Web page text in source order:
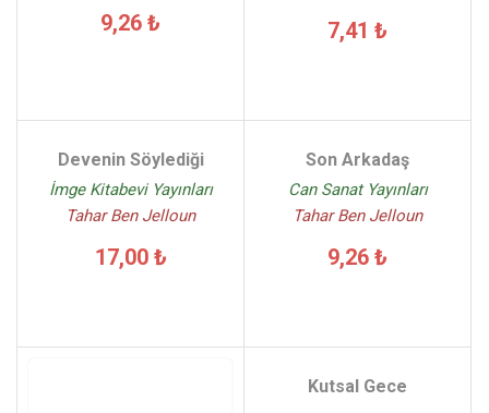
9,26 ₺ 7,41 ₺
Devenin Söylediği
İmge Kitabevi Yayınları
Tahar Ben Jelloun
17,00 ₺
Son Arkadaş
Can Sanat Yayınları
Tahar Ben Jelloun
9,26 ₺
Kutsal Gece